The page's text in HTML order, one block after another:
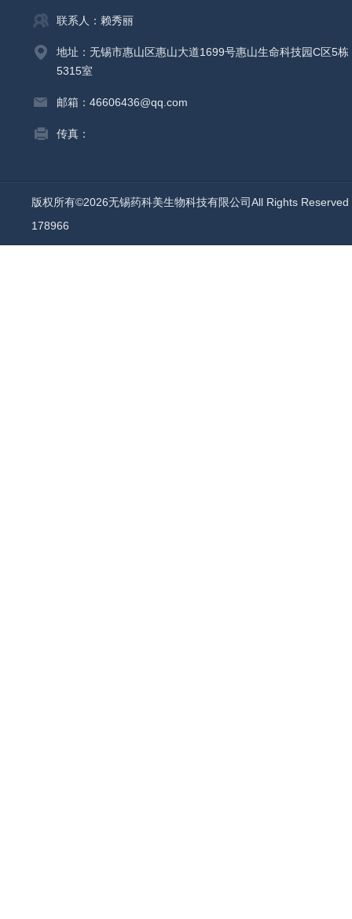
联系人：赖秀丽
地址：无锡市惠山区惠山大道1699号惠山生命科技园C区5栋
5315室
邮箱：46606436@qq.com
传真：
版权所有©2026无锡药科美生物科技有限公司All Rights
178966